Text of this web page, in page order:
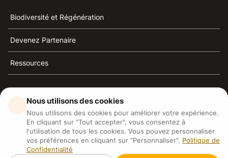
Biodiversité et Régénération
Devenez Partenaire
Ressources
3Bee est la référence du développement durable, de la
défense des abeilles et de la biodiversité
3Bee S.R.L Via Pastrengo 14, 20159, Milano (MI)
Nous utilisons des cookies
Nous utilisons des cookies pour améliorer votre expérience.
En cliquant sur "Tout accepter", vous consentez à
l'utilisation de tous les cookies. Vous pouvez personnaliser
vos préférences en cliquant sur "Personnaliser". Politique de
Confidentialité